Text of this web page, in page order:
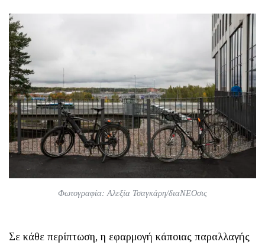
Φωτογραφία: Αλεξία Τσαγκάρη/διαΝΕΟσις
Σε κάθε περίπτωση, η εφαρμογή κάποιας παραλλαγής